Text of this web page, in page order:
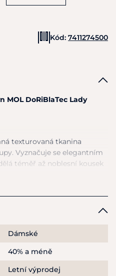
Kód: 7411274500
MOL DoRiBlaTec Lady
texturovaná tkanina
Vyznačuje se elegantním
téměř až noblesní kousek
jedinečných barvách!
sprošíváním
Dámské
40% a méně
Letní výprodej